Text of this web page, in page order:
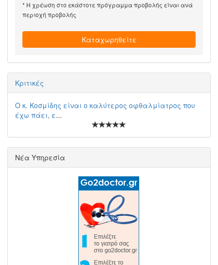
* Η χρέωση στο εκάστοτε πρόγραμμα προβολής είναι ανά
περιοχή προβολής
Καταχωρηθείτε
Κριτικές
Ο κ. Κοσμίδης είναι ο καλύτερος οφθαλμίατρος που
έχω πάει, ε...
Νέα Υπηρεσία